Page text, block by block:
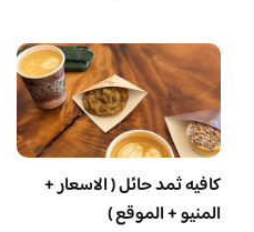
كافيه ثمد حائل ( الاسعار +
المنيو + الموقع )